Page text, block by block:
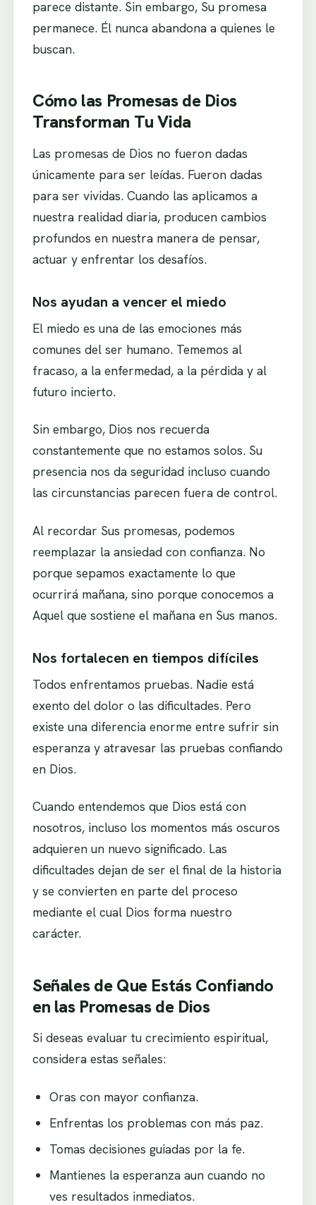
parece distante. Sin embargo, Su promesa
permanece. Él nunca abandona a quienes le
buscan.
Cómo las Promesas de Dios
Transforman Tu Vida
Las promesas de Dios no fueron dadas
únicamente para ser leídas. Fueron dadas
para ser vividas. Cuando las aplicamos a
nuestra realidad diaria, producen cambios
profundos en nuestra manera de pensar,
actuar y enfrentar los desafíos.
Nos ayudan a vencer el miedo
El miedo es una de las emociones más
comunes del ser humano. Tememos al
fracaso, a la enfermedad, a la pérdida y al
futuro incierto.
Sin embargo, Dios nos recuerda
constantemente que no estamos solos. Su
presencia nos da seguridad incluso cuando
las circunstancias parecen fuera de control.
Al recordar Sus promesas, podemos
reemplazar la ansiedad con confianza. No
porque sepamos exactamente lo que
ocurrirá mañana, sino porque conocemos a
Aquel que sostiene el mañana en Sus manos.
Nos fortalecen en tiempos difíciles
Todos enfrentamos pruebas. Nadie está
exento del dolor o las dificultades. Pero
existe una diferencia enorme entre sufrir sin
esperanza y atravesar las pruebas confiando
en Dios.
Cuando entendemos que Dios está con
nosotros, incluso los momentos más oscuros
adquieren un nuevo significado. Las
dificultades dejan de ser el final de la historia
y se convierten en parte del proceso
mediante el cual Dios forma nuestro
carácter.
Señales de Que Estás Confiando
en las Promesas de Dios
Si deseas evaluar tu crecimiento espiritual,
considera estas señales:
Oras con mayor confianza.
Enfrentas los problemas con más paz.
Tomas decisiones guiadas por la fe.
Mantienes la esperanza aun cuando no
ves resultados inmediatos.